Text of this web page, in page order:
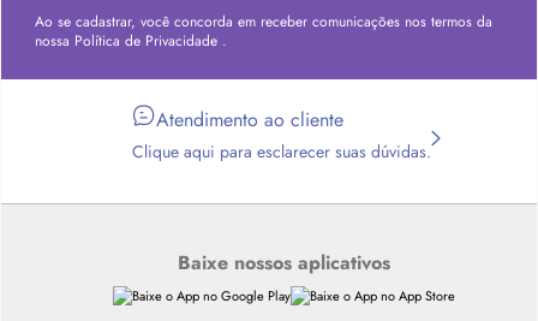
Ao se cadastrar, você concorda em receber comunicações nos termos da
nossa Política de Privacidade .
Atendimento ao cliente
Clique aqui para esclarecer suas dúvidas.
Baixe nossos aplicativos